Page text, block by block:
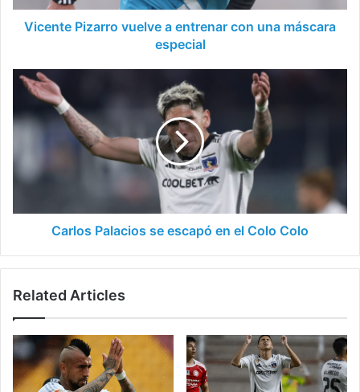
especial
Vicente Pizarro vuelve a entrenar con una máscara
especial
Carlos
Palacios
escapó
el
Colo
Carlos Palacios se escapó en el Colo Colo
Related Articles